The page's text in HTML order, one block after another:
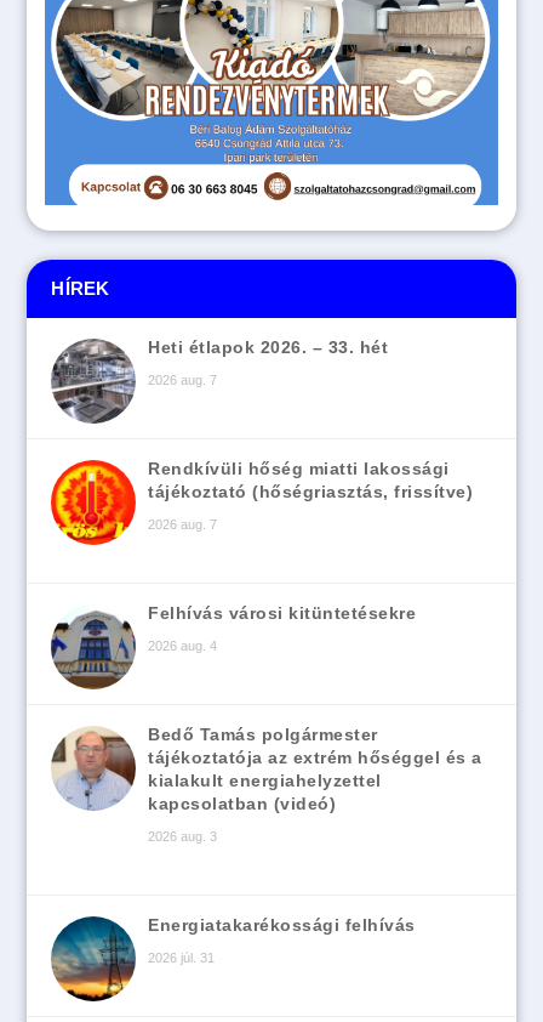
HÍREK
Heti étlapok 2026. – 33. hét
2026 aug. 7
Rendkívüli hőség miatti lakossági
tájékoztató (hőségriasztás, frissítve)
2026 aug. 7
Felhívás városi kitüntetésekre
2026 aug. 4
Bedő Tamás polgármester
tájékoztatója az extrém hőséggel és a
kialakult energiahelyzettel
kapcsolatban (videó)
2026 aug. 3
Energiatakarékossági felhívás
2026 júl. 31